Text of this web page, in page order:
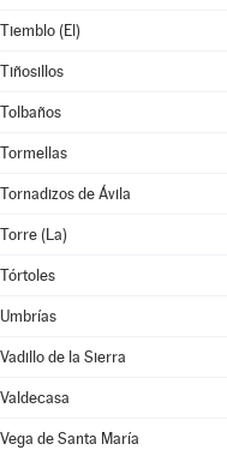
Tiemblo (El)
Tiñosillos
Tolbaños
Tormellas
Tornadizos de Ávila
Torre (La)
Tórtoles
Umbrías
Vadillo de la Sierra
Valdecasa
Vega de Santa María